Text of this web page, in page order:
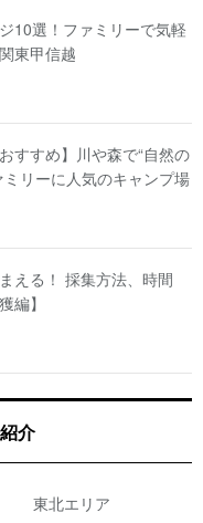
10選！ファミリーで気軽
東甲信越
すすめ】川や森で“自然の
リーに人気のキャンプ場
える！ 採集方法、時間
編】
介
東北エリア